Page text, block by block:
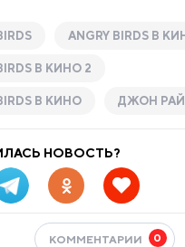
ANGRY BIRDS В
В КИНО 2
В КИНО ДЖОН
НОВОСТЬ?
КОММЕНТАРИИ 0